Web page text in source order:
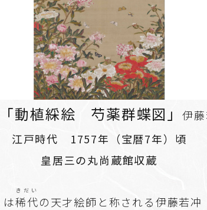
動植綵絵 芍薬群蝶図」
伊
江戸時代 1757年（宝暦7年）頃
皇居三の丸尚蔵館収蔵
は稀代
きだい
の天才絵師と称される伊藤若